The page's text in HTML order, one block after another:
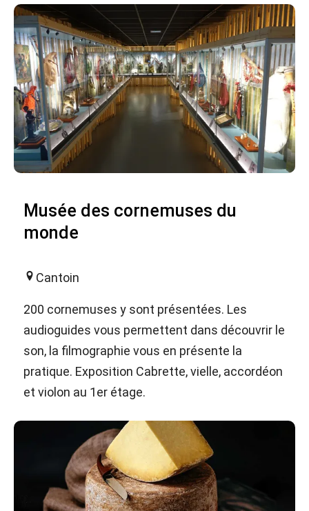
Musée des cornemuses du
monde
Cantoin
200 cornemuses y sont présentées. Les
audioguides vous permettent dans découvrir le
son, la filmographie vous en présente la
pratique. Exposition Cabrette, vielle, accordéon
et violon au 1er étage.